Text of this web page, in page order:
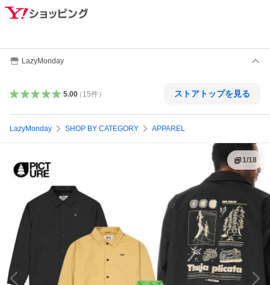
LazyMonday
5.00（ 15件） ストアトップを見る
LazyMonday SHOP BY CATEGORY APPAREL
1/18